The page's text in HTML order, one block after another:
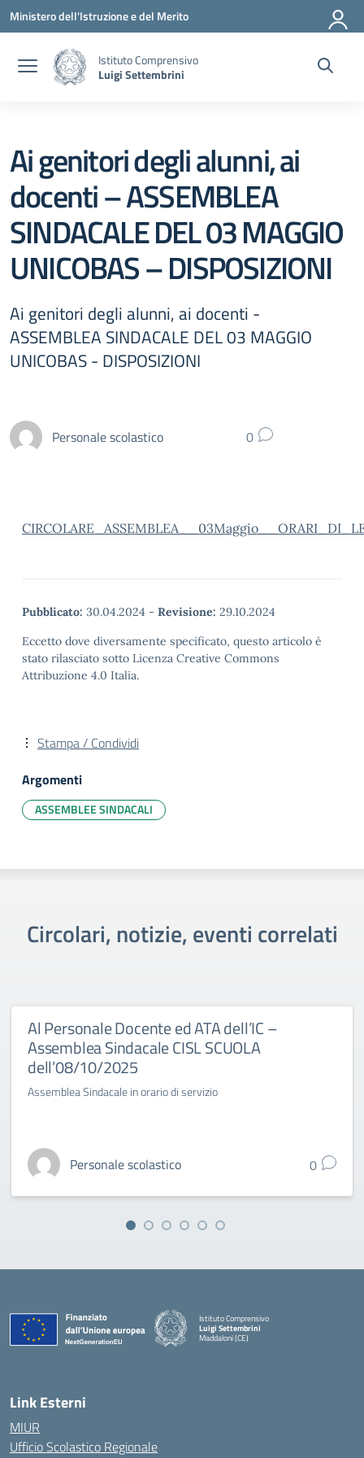
Vai ai contenuti
Vai al menu di navigazione
Vai al footer
Ministero dell'Istruzione e del Merito
Istituto Comprensivo
Luigi Settembrini
Ai genitori degli alunni, ai
docenti – ASSEMBLEA
SINDACALE DEL 03 MAGGIO
UNICOBAS – DISPOSIZIONI
Ai genitori degli alunni, ai docenti -
ASSEMBLEA SINDACALE DEL 03 MAGGIO
UNICOBAS - DISPOSIZIONI
Personale scolastico 0
Pubblicato: 30.04.2024 - Revisione: 29.10.2024
Eccetto dove diversamente specificato, questo articolo è
stato rilasciato sotto Licenza Creative Commons
Attribuzione 4.0 Italia.
Stampa / Condividi
Argomenti
ASSEMBLEE SINDACALI
Circolari, notizie, eventi correlati
Al Personale Docente ed ATA dell’IC –
Assemblea Sindacale CISL SCUOLA
dell’08/10/2025
Assemblea Sindacale in orario di servizio
Personale scolastico 0
Istituto Comprensivo
Luigi Settembrini
Maddaloni (CE)
Link Esterni
MIUR
Ufficio Scolastico Regionale